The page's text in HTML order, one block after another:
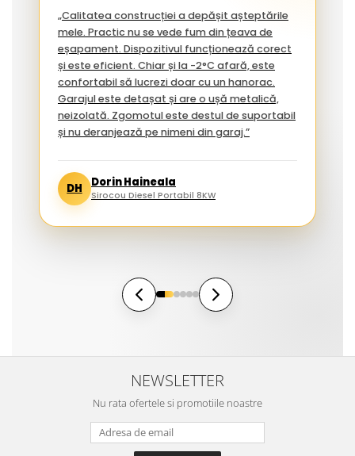
„Calitatea construcției a depășit așteptările
mele. Practic nu se vede fum din țeava de
eșapament. Dispozitivul funcționează corect
și este eficient. Chiar și la -2°C afară, este
confortabil să lucrezi doar cu un hanorac.
Garajul este detașat și are o ușă metalică,
neizolată. Zgomotul este destul de suportabil
și nu deranjează pe nimeni din garaj.”
DH Dorin Haineala
Sirocou Diesel Portabil 8KW
NEWSLETTER
Nu rata ofertele si promotiile noastre